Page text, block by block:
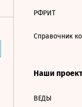
РФРИТ
Справочник
Наши
ВЕДЫ